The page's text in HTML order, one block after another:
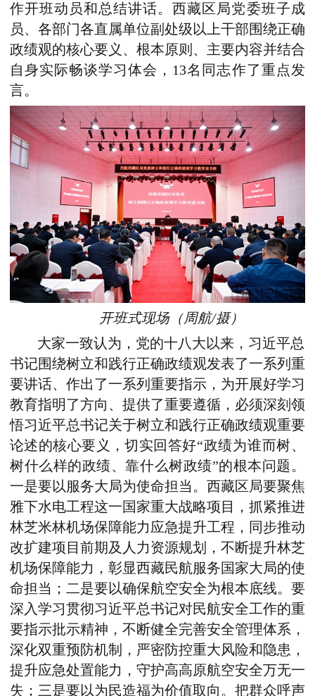
作开班动员和总结讲话。 西藏区局党委班子成
员、 各部门各直属单位副处级以上干部围绕正确
政绩观的核心要义、根本原则、主要内容并结合
自身实际畅谈学习体会， 13名同志作了重点发
言。
开班式现场（周航/摄）
大家一致认为，党的十八大以来，习近平总
书记围绕树立和践行正确政绩观发表了一系列重
要讲话、作出了一系列重要指示，为开展好学习
教育指明了方向、提供了重要遵循，必须深刻领
悟习近平总书记关于树立和践行正确政绩观重要
论述的核心要义 ， 切实回答好“政绩为谁而树、
树什么样的政绩、靠什么树政绩”的根本问题。
一是要以服务大局为使命担当 。 西藏区局要聚焦
雅下水电工程这一国家重大战略项目，抓紧推进
林芝米林机场保障能力应急提升工程，同步推动
改扩建项目前期及人力资源规划，不断提升林芝
机场保障能力，彰显西藏民航服务国家大局的使
命担当 ； 二是要以确保航空安全为根本底线。 要
深入学习贯彻习近平总书记对民航安全工作的重
要指示批示精神，不断健全完善安全管理体系，
深化双重预防机制，严密防控重大风险和隐患，
提升应急处置能力，守护高高原航空安全万无一
失 ； 三是要以为民造福为价值取向 。 把群众呼声